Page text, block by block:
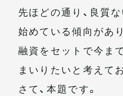
先ほどの通り、良質
始めている傾向があ
融資をセットで今ま
まいりたいと考えて
さて、本題です。